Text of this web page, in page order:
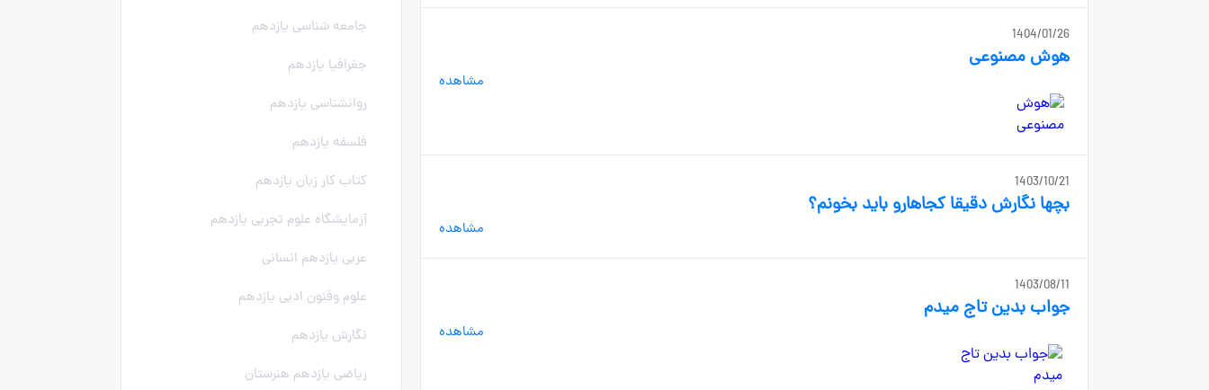
1404/01/26
هوش مصنوعی
مشاهده
1403/10/21
بچها نگارش دقیقا کجاهارو باید بخونم؟
مشاهده
1403/08/11
جواب بدین تاج میدم
مشاهده
جامعه شناسی یازدهم
جغرافیا یازدهم
روانشناسی یازدهم
فلسفه یازدهم
کتاب کار زبان یازدهم
آزمایشگاه علوم تجربی یازدهم
عربی یازدهم انسانی
علوم وفنون ادبی یازدهم
نگارش یازدهم
ریاضی یازدهم هنرستان